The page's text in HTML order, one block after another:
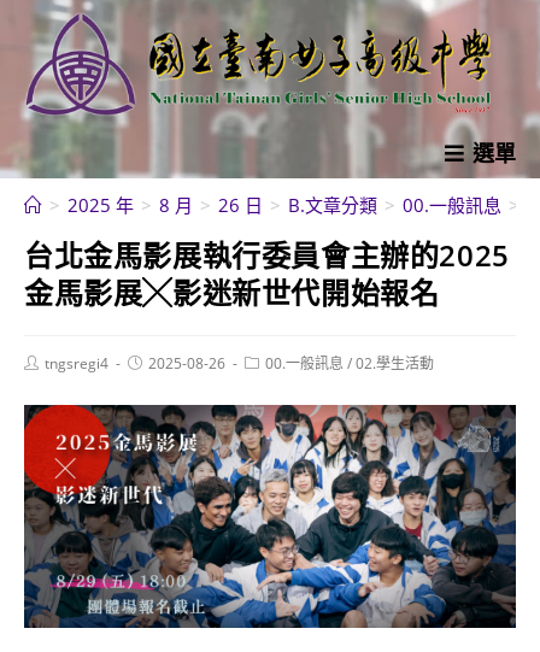
內
選單
> 2025 年 > 8 月 > 26 日 > B.文章分類 > 00.一般訊息 >
台北金馬影展執行委員會主辦的2025
金馬影展╳影迷新世代開始報名
Posttngsregi4
Post2025-08-26
Post00.一般訊息 /02.學生活動